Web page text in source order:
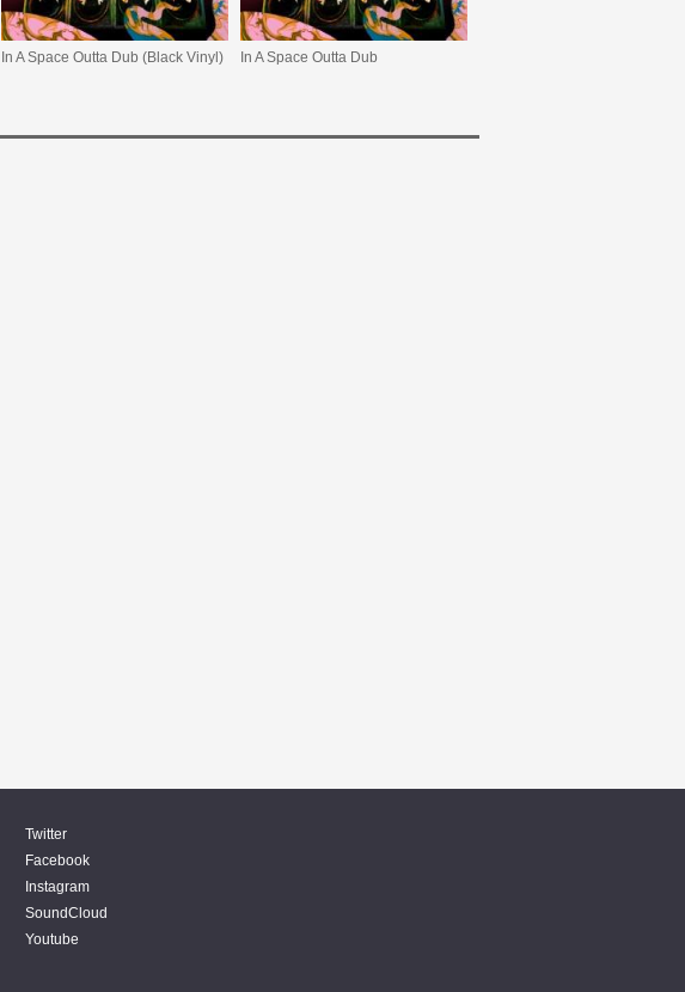
In A Space Outta Dub (Black Vinyl) In A Space Outta Dub
Twitter
Facebook
Instagram
SoundCloud
Youtube